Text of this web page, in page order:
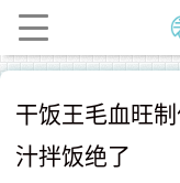
干饭王毛血旺
汁拌饭绝了